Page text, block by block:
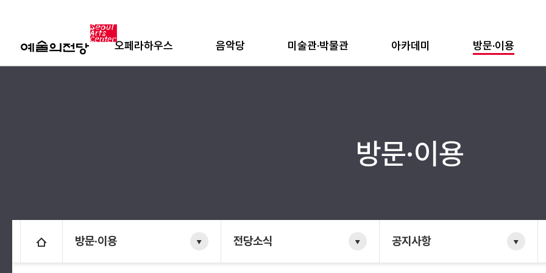
오페라하우스 음악당 미술관·박물관 아카데미 방문·이용
방문·이용
방문·이용 전당소식 공지사항